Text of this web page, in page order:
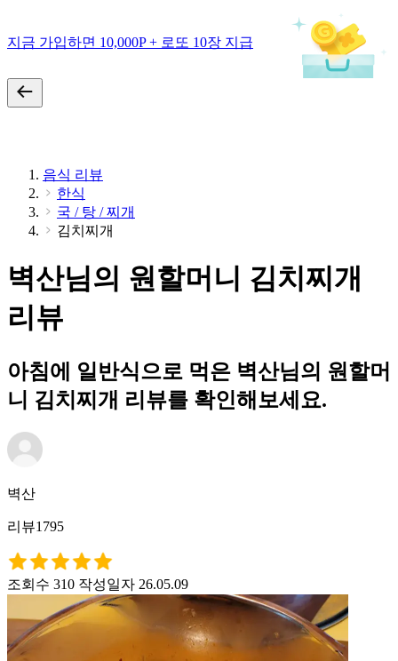
지금 가입하면 10,000P + 로또 10장 지급
음식 리뷰
한식
국 / 탕 / 찌개
김치찌개
벽산님의 원할머니 김치찌개
리뷰
아침에 일반식으로 먹은 벽산님의 원할머
니 김치찌개 리뷰를 확인해보세요.
벽산
리뷰1795
조회수 310 작성일자 26.05.09